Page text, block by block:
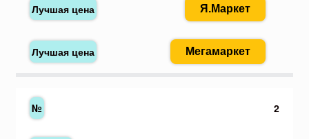
Я.Маркет
Мегамаркет
2